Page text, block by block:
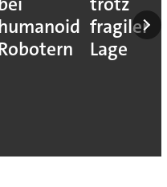
fragiler
Lage